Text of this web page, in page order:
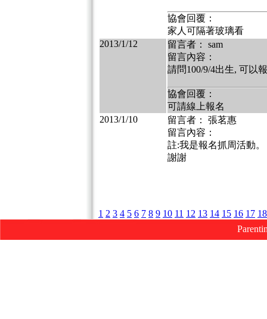
協會回覆：
家人可隔著玻璃看
2013/1/12
留言者： sam
留言內容：
請問100/9/4出生, 可以
協會回覆：
可請線上報名
2013/1/10
留言者： 張茗惠
留言內容：
註:我是報名抓周活動。
謝謝
1 2 3 4 5 6 7 8 9 10 11 12 13 14 15 16 17 18